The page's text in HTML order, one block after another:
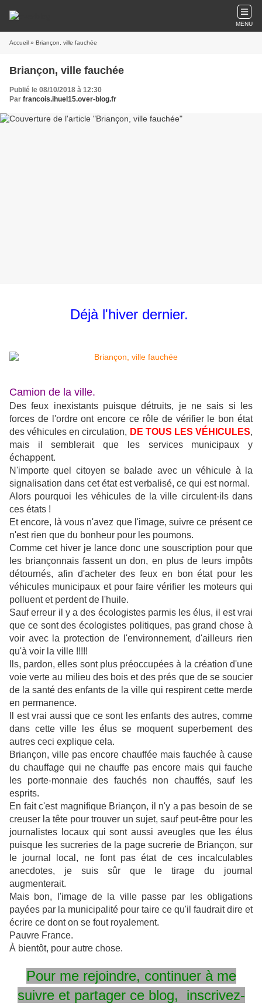
MENU
Accueil » Briançon, ville fauchée
Briançon, ville fauchée
Publié le 08/10/2018 à 12:30
Par francois.ihuel15.over-blog.fr
Déjà l'hiver dernier.
Camion de la ville.
Des feux inexistants puisque détruits, je ne sais si les
forces de l'ordre ont encore ce rôle de vérifier le bon état
des véhicules en circulation, DE TOUS LES VÉHICULES,
mais il semblerait que les services municipaux y
échappent.
N'importe quel citoyen se balade avec un véhicule à la
signalisation dans cet état est verbalisé, ce qui est normal.
Alors pourquoi les véhicules de la ville circulent-ils dans
ces états !
Et encore, là vous n'avez que l'image, suivre ce présent ce
n'est rien que du bonheur pour les poumons.
Comme cet hiver je lance donc une souscription pour que
les briançonnais fassent un don, en plus de leurs impôts
détournés, afin d'acheter des feux en bon état pour les
véhicules municipaux et pour faire vérifier les moteurs qui
polluent et perdent de l'huile.
Sauf erreur il y a des écologistes parmis les élus, il est vrai
que ce sont des écologistes politiques, pas grand chose à
voir avec la protection de l'environnement, d'ailleurs rien
qu'à voir la ville !!!!!
Ils, pardon, elles sont plus préoccupées à la création d'une
voie verte au milieu des bois et des prés que de se soucier
de la santé des enfants de la ville qui respirent cette merde
en permanence.
Il est vrai aussi que ce sont les enfants des autres, comme
dans cette ville les élus se moquent superbement des
autres ceci explique cela.
Briançon, ville pas encore chauffée mais fauchée à cause
du chauffage qui ne chauffe pas encore mais qui fauche
les porte-monnaie des fauchés non chauffés, sauf les
esprits.
En fait c'est magnifique Briançon, il n'y a pas besoin de se
creuser la tête pour trouver un sujet, sauf peut-être pour les
journalistes locaux qui sont aussi aveugles que les élus
puisque les sucreries de la page sucrerie de Briançon, sur
le journal local, ne font pas état de ces incalculables
anecdotes, je suis sûr que le tirage du journal
augmenterait.
Mais bon, l'image de la ville passe par les obligations
payées par la municipalité pour taire ce qu'il faudrait dire et
écrire ce dont on se fout royalement.
Pauvre France.
À bientôt, pour autre chose.
Pour me rejoindre, continuer à me
suivre et partager ce blog, inscrivez-